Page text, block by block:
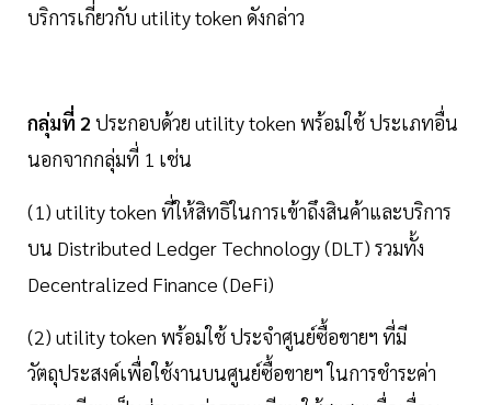
บริการเกี่ยวกับ utility token ดังกล่าว
กลุ่มที่ 2 ประกอบด้วย utility token พร้อมใช้ ประเภทอื่น
นอกจากกลุ่มที่ 1 เช่น
(1) utility token ที่ให้สิทธิในการเข้าถึงสินค้าและบริการ
บน Distributed Ledger Technology (DLT) รวมทั้ง
Decentralized Finance (DeFi)
(2) utility token พร้อมใช้ ประจำศูนย์ซื้อขายฯ ที่มี
วัตถุประสงค์เพื่อใช้งานบนศูนย์ซื้อขายฯ ในการชำระค่า